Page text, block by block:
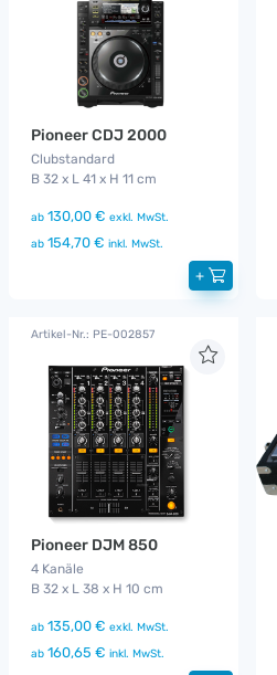
Pioneer CDJ 2000
Clubstandard
B 32 x L 41 x H 11 cm
ab 130,00 € exkl. MwSt.
ab 154,70 € inkl. MwSt.
+
Artikel-Nr.: PE-002857
Pioneer DJM 850
4 Kanäle
B 32 x L 38 x H 10 cm
ab 135,00 € exkl. MwSt.
ab 160,65 € inkl. MwSt.